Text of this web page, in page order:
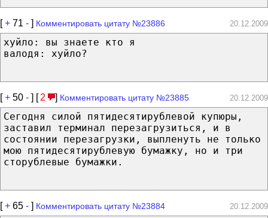
[+ 71 - ] Комментировать цитату №23886 20.12.2009
хуйло: вы знаете кто я
валодя: хуйло?
[+ 50 - ] [ 2 ] Комментировать цитату №23885 20.12.2009
Сегодня силой пятидесятирублевой купюры,
заставил терминал перезагрузиться, и в
состоянии перезагрузки, выпленуть не только
мою пятидесятирублевую бумажку, но и три
сторублевые бумажки.
[+ 65 - ] Комментировать цитату №23884 20.12.2009